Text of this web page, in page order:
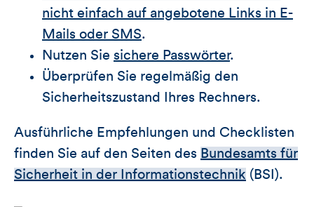
nicht einfach auf angebotene Links in E-
Mails oder SMS.
Nutzen Sie sichere Passwörter.
Überprüfen Sie regelmäßig den
Sicherheitszustand Ihres Rechners.
Ausführliche Empfehlungen und Checklisten
finden Sie auf den Seiten des Bundesamts für
Sicherheit in der Informationstechnik (BSI).